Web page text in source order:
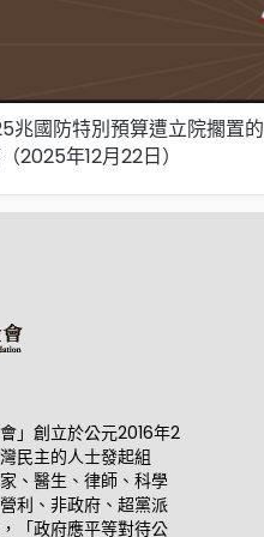
兆國防特別預算遭立院擱置的
2025年12月22日）
」創立於公元2016年2
民主的人士發起組
、醫生、律師、科學
利、非政府、超黨派
「政府應平等對待公